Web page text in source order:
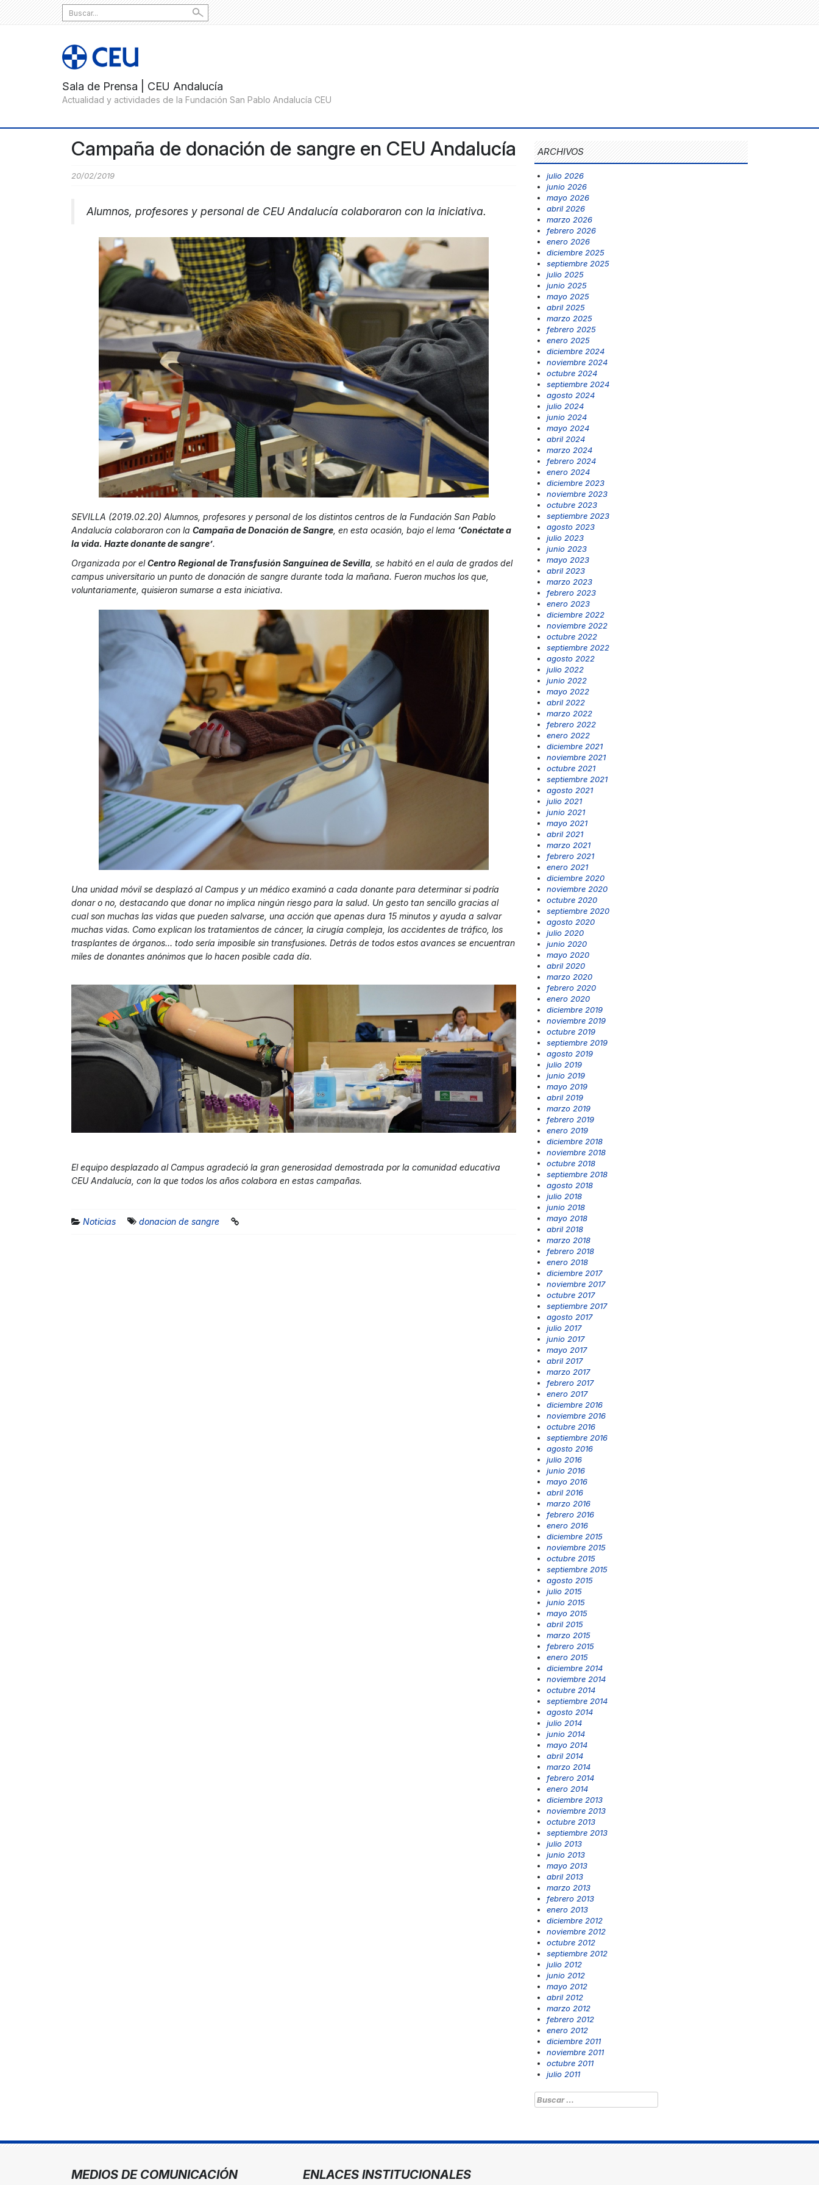
Search
for:
Campaña de donación de sangre en CEU Andalucía
20/02/2019
Alumnos, profesores y personal de CEU Andalucía colaboraron con la iniciativa.
SEVILLA (2019.02.20) Alumnos, profesores y personal de los distintos centros de la Fundación San Pablo
Andalucía colaboraron con la Campaña de Donación de Sangre , en esta ocasión, bajo el lema ‘Conéctate a
la vida. Hazte donante de sangre’.
Organizada por elCentro Regional de Transfusión Sanguínea de Sevilla , se habitó en el aula de grados del
campus universitario un punto de donación de sangre durante toda la mañana. Fueron muchos los que,
voluntariamente, quisieron sumarse a esta iniciativa.
Una unidad móvil se desplazó al Campus y un médico examinó a cada donante para determinar si podría
donar o no, destacando que donar no implica ningún riesgo para la salud. Un gesto tan sencillo gracias al
cual son muchas las vidas que pueden salvarse, una acción que apenas dura 15 minutos y ayuda a salvar
muchas vidas. Como explican los tratamientos de cáncer, la cirugía compleja, los accidentes de tráfico, los
trasplantes de órganos… todo sería imposible sin transfusiones. Detrás de todos estos avances se encuentran
miles de donantes anónimos que lo hacen posible cada día.
El equipo desplazado al Campus agradeció la gran generosidad demostrada por la comunidad educativa
CEU Andalucía, con la que todos los años colabora en estas campañas.
Noticias donacion de sangre
ARCHIVOS
julio 2026
junio 2026
mayo 2026
abril 2026
marzo 2026
febrero 2026
enero 2026
diciembre 2025
septiembre 2025
julio 2025
junio 2025
mayo 2025
abril 2025
marzo 2025
febrero 2025
enero 2025
diciembre 2024
noviembre 2024
octubre 2024
septiembre 2024
agosto 2024
julio 2024
junio 2024
mayo 2024
abril 2024
marzo 2024
febrero 2024
enero 2024
diciembre 2023
noviembre 2023
octubre 2023
septiembre 2023
agosto 2023
julio 2023
junio 2023
mayo 2023
abril 2023
marzo 2023
febrero 2023
enero 2023
diciembre 2022
noviembre 2022
octubre 2022
septiembre 2022
agosto 2022
julio 2022
junio 2022
mayo 2022
abril 2022
marzo 2022
febrero 2022
enero 2022
diciembre 2021
noviembre 2021
octubre 2021
septiembre 2021
agosto 2021
julio 2021
junio 2021
mayo 2021
abril 2021
marzo 2021
febrero 2021
enero 2021
diciembre 2020
noviembre 2020
octubre 2020
septiembre 2020
agosto 2020
julio 2020
junio 2020
mayo 2020
abril 2020
marzo 2020
febrero 2020
enero 2020
diciembre 2019
noviembre 2019
octubre 2019
septiembre 2019
agosto 2019
julio 2019
junio 2019
mayo 2019
abril 2019
marzo 2019
febrero 2019
enero 2019
diciembre 2018
noviembre 2018
octubre 2018
septiembre 2018
agosto 2018
julio 2018
junio 2018
mayo 2018
abril 2018
marzo 2018
febrero 2018
enero 2018
diciembre 2017
noviembre 2017
octubre 2017
septiembre 2017
agosto 2017
julio 2017
junio 2017
mayo 2017
abril 2017
marzo 2017
febrero 2017
enero 2017
diciembre 2016
noviembre 2016
octubre 2016
septiembre 2016
agosto 2016
julio 2016
junio 2016
mayo 2016
abril 2016
marzo 2016
febrero 2016
enero 2016
diciembre 2015
noviembre 2015
octubre 2015
septiembre 2015
agosto 2015
julio 2015
junio 2015
mayo 2015
abril 2015
marzo 2015
febrero 2015
enero 2015
diciembre 2014
noviembre 2014
octubre 2014
septiembre 2014
agosto 2014
julio 2014
junio 2014
mayo 2014
abril 2014
marzo 2014
febrero 2014
enero 2014
diciembre 2013
noviembre 2013
octubre 2013
septiembre 2013
julio 2013
junio 2013
mayo 2013
abril 2013
marzo 2013
febrero 2013
enero 2013
diciembre 2012
noviembre 2012
octubre 2012
septiembre 2012
julio 2012
junio 2012
mayo 2012
abril 2012
marzo 2012
febrero 2012
enero 2012
diciembre 2011
noviembre 2011
octubre 2011
julio 2011
Buscar:
MEDIOS DE COMUNICACIÓN ENLACES INSTITUCIONALES